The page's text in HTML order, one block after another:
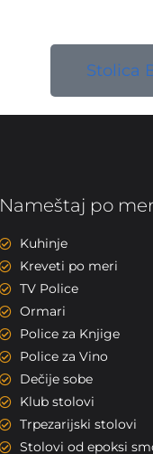
Stolica
Nameštaj po
Kuhinje
Kreveti po meri
TV Police
Ormari
Police za Knjige
Police za Vino
Dečije sobe
Klub stolovi
Trpezarijski stolovi
Stolovi od epoksi